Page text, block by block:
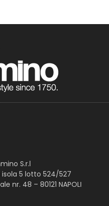
S.r.l
isola 5 lotto 524/527
nr. 48 – 80121 NAPOLI